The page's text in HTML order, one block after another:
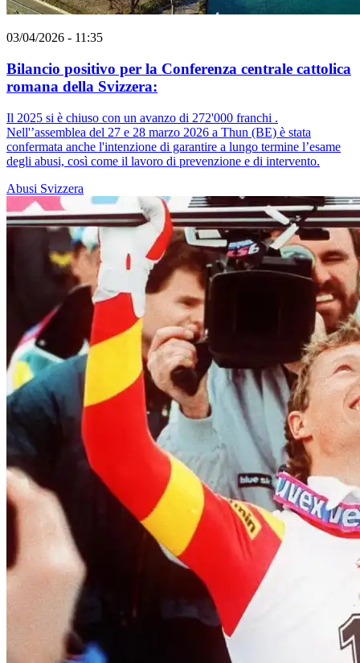
03/04/2026 - 11:35
Bilancio positivo per la Conferenza centrale cattolica
romana della Svizzera:
Il 2025 si è chiuso con un avanzo di 272'000 franchi .
Nell'’assemblea del 27 e 28 marzo 2026 a Thun (BE) è stata
confermata anche l'intenzione di garantire a lungo termine l’esame
degli abusi, così come il lavoro di prevenzione e di intervento.
Abusi Svizzera